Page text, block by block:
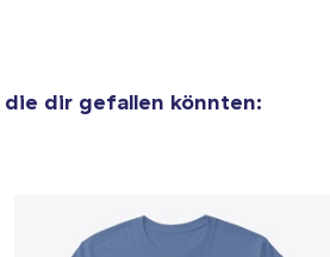
die dir gefallen könnten: